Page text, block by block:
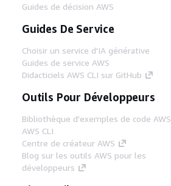
Guides de décision AWS
Guides De Service
Choisir un service d'IA générative
Guides de service AWS
Didacticiels AWS CLI sur GitHub
Outils Pour Développeurs
Bibliothèque d'exemples de code AWS
AWS CLI
Centre de créateur AWS
Blog sur les outils AWS pour les
développeurs